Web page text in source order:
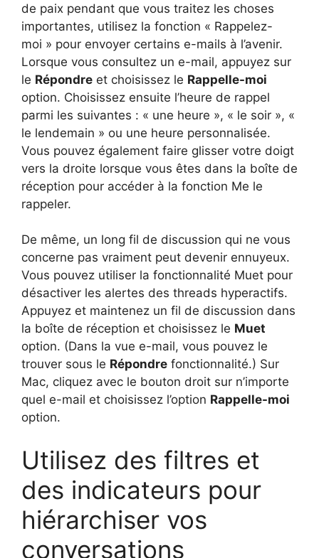
de paix pendant que vous traitez les choses
importantes, utilisez la fonction « Rappelez-
moi » pour envoyer certains e-mails à l’avenir.
Lorsque vous consultez un e-mail, appuyez sur
le Répondre et choisissez le Rappelle-moi
option. Choisissez ensuite l’heure de rappel
parmi les suivantes : « une heure », « le soir », «
le lendemain » ou une heure personnalisée.
Vous pouvez également faire glisser votre doigt
vers la droite lorsque vous êtes dans la boîte de
réception pour accéder à la fonction Me le
rappeler.
De même, un long fil de discussion qui ne vous
concerne pas vraiment peut devenir ennuyeux.
Vous pouvez utiliser la fonctionnalité Muet pour
désactiver les alertes des threads hyperactifs.
Appuyez et maintenez un fil de discussion dans
la boîte de réception et choisissez le Muet
option. (Dans la vue e-mail, vous pouvez le
trouver sous le Répondre fonctionnalité.) Sur
Mac, cliquez avec le bouton droit sur n’importe
quel e-mail et choisissez l’option Rappelle-moi
option.
Utilisez des filtres et
des indicateurs pour
hiérarchiser vos
conversations